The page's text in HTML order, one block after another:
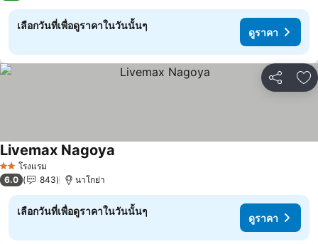
เลือกวันที่เพื่อดูราคาในวันนั้นๆ
ดูราคา
แชร์ เ
2 ดาวโรงแรม
Livemax Nagoya
6.0 843 นาโกย่า
เลือกวันที่เพื่อดูราคาในวันนั้นๆ
ดูราคา